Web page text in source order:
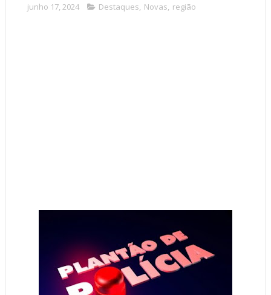
junho 17, 2024 Destaques, Novas, região